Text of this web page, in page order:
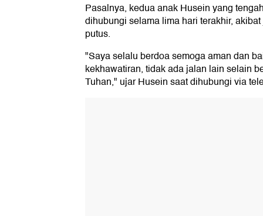
Pasalnya, kedua anak Husein yang
dihubungi selama lima hari terakhir,
putus.
"Saya selalu berdoa semoga aman dan
kekhawatiran, tidak ada jalan lain selain
Tuhan," ujar Husein saat dihubungi via